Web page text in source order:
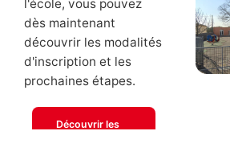
l'école, vous pouvez
dès maintenant
découvrir les modalités
d'inscription et les
prochaines étapes.
Découvrir les